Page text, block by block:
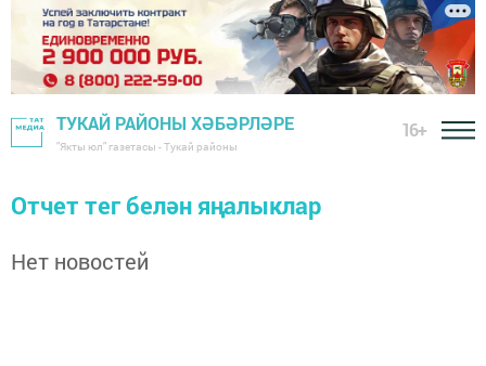
ТУКАЙ РАЙОНЫ ХӘБӘРЛӘРЕ
"Якты юл" газетасы - Тукай районы
16+
Отчет тег белән яңалыклар
Нет новостей